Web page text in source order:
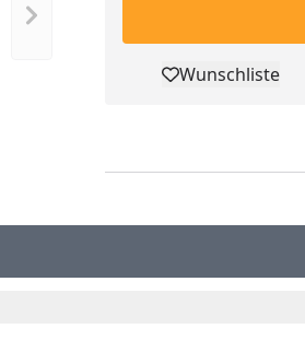
Nächstes Bild anzeigen
Produkt
Wunschliste